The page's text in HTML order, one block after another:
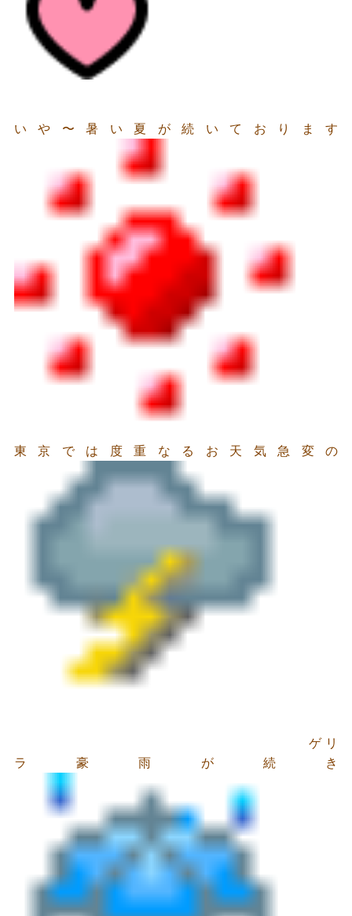
いや〜暑い夏が続いております
東京では度重なるお天気急変の
ゲリ
ラ豪雨が続き